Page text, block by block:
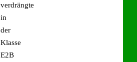
verdrängte
in
der
Klasse
E2B